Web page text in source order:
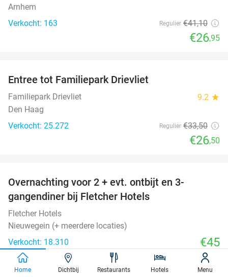
Arnhem
Verkocht: 163
Regulier €41,10
€26,95
Entree tot Familiepark Drievliet
Familiepark Drievliet 9.2 star
Den Haag
Verkocht: 25.272
Regulier €33,50
€26,50
Overnachting voor 2 + evt. ontbijt en 3-
gangendiner bij Fletcher Hotels
Fletcher Hotels
Nieuwegein (+ meerdere locaties)
Verkocht: 18.310
€45
Excl. ca. €3 p.p.p.n. toeristenbelasting
Home Dichtbij Restaurants Hotels Menu